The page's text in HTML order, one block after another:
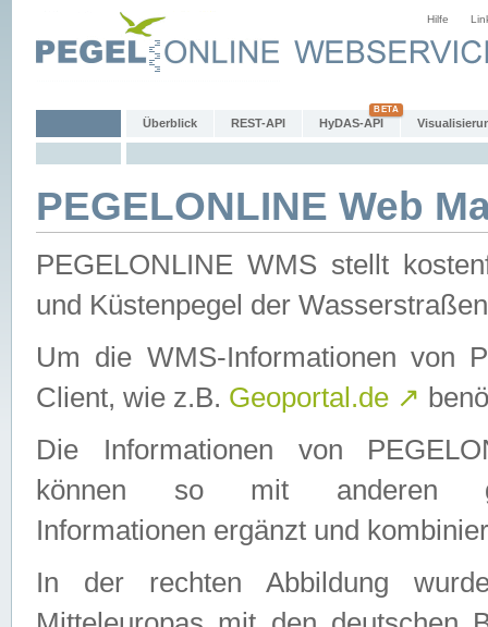
Hilfe
Überblick REST-API HyDAS-API
PEGELONLINE Web
PEGELONLINE WMS stellt
und Küstenpegel der
Um die WMS-Informationen von
Client, wie z.B. Geoportal.de ↗
Die Informationen von
können so mit anderen
Informationen ergänzt und
In der rechten Abbildung